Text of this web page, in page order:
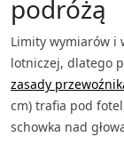
podróżą
Limity wymiarów i
lotniczej, dlatego
zasady
cm) trafia pod
schowka nad